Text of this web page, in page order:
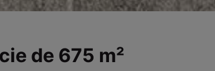
de 675 m²